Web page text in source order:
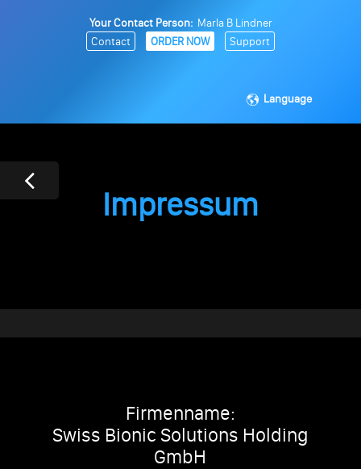
Your Contact Person: Marla B Lindner
Contact
ORDER NOW Support
Language
Impressum
Firmenname:
Swiss Bionic Solutions Holding
GmbH